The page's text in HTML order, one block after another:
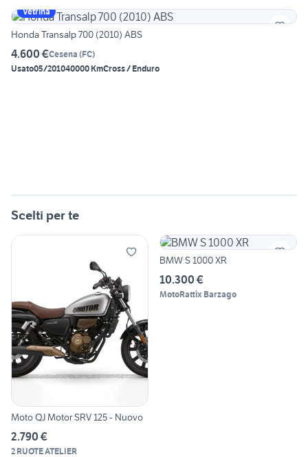
Vetrina
Honda Transalp 700 (2010) ABS
4.600 €Cesena (FC)
Usato05/201040000 KmCross / Enduro
Scelti per te
Moto QJ Motor SRV 125 - Nuovo
2.790 €
2 RUOTE ATELIER
BMW S 1000 XR
10.300 €
MotoRattix Barzago